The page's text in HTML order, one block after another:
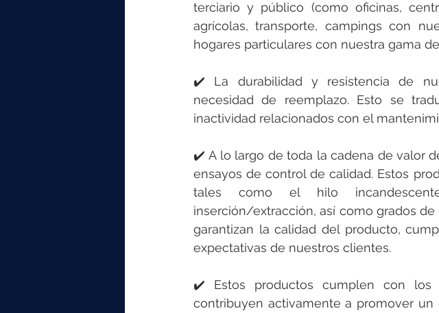
terciario y público (como oficinas,
agrícolas, transporte, campings con
hogares particulares con nuestra gama
✔️ La durabilidad y resistencia de
necesidad de reemplazo. Esto se
inactividad relacionados con el
✔️ A lo largo de toda la cadena de valor
ensayos de control de calidad. Estos
tales como el hilo
inserción/extracción, así como grados de
garantizan la calidad del producto,
expectativas de nuestros clientes.
✔️ Estos productos cumplen con
contribuyen activamente a promover